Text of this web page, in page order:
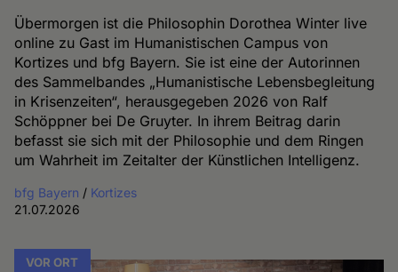
Übermorgen ist die Philosophin Dorothea Winter live
online zu Gast im Humanistischen Campus von
Kortizes und bfg Bayern. Sie ist eine der Autorinnen
des Sammelbandes „Humanistische Lebensbegleitung
in Krisenzeiten“, herausgegeben 2026 von Ralf
Schöppner bei De Gruyter. In ihrem Beitrag darin
befasst sie sich mit der Philosophie und dem Ringen
um Wahrheit im Zeitalter der Künstlichen Intelligenz.
bfg Bayern / Kortizes
21.07.2026
VOR ORT